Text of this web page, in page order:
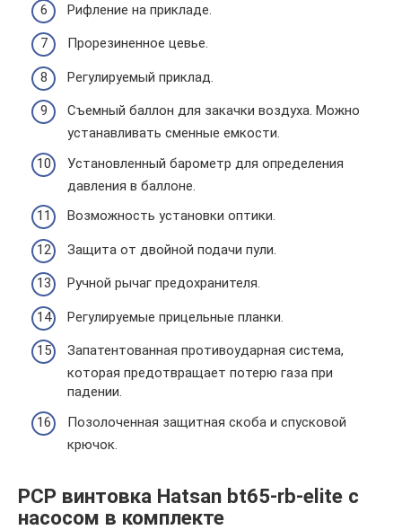
Рифление на прикладе.
Прорезиненное цевье.
Регулируемый приклад.
Съемный баллон для закачки воздуха. Можно
устанавливать сменные емкости.
Установленный барометр для определения
давления в баллоне.
Возможность установки оптики.
Защита от двойной подачи пули.
Ручной рычаг предохранителя.
Регулируемые прицельные планки.
Запатентованная противоударная система,
которая предотвращает потерю газа при
падении.
Позолоченная защитная скоба и спусковой
крючок.
PCP винтовка Hatsan bt65-rb-elite с
насосом в комплекте